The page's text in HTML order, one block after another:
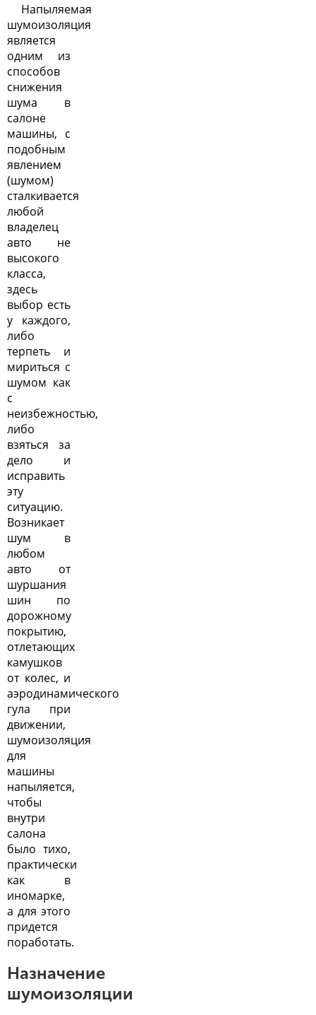
Напыляемая
шумоизоляция
является
одним из
способов
снижения
шума в
салоне
машины, с
подобным
явлением
(шумом)
сталкивается
любой
владелец
авто не
высокого
класса,
здесь
выбор есть
у каждого,
либо
терпеть и
мириться с
шумом как
с
неизбежностью,
либо
взяться за
дело и
исправить
эту
ситуацию.
Возникает
шум в
любом
авто от
шуршания
шин по
дорожному
покрытию,
отлетающих
камушков
от колес, и
аэродинамического
гула при
движении,
шумоизоляция
для
машины
напыляется,
чтобы
внутри
салона
было тихо,
практически
как в
иномарке,
а для этого
придется
поработать.
Назначение
шумоизоляции